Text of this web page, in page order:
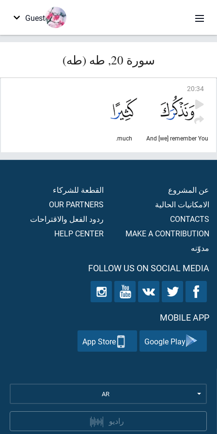
Guest
سورة 20, طه (طه)
20:34
And [we] remember You
much.
عن المشروع
الامكانيات الحالية
CONTACTS
MAKE A CONTRIBUTION
مدوّنه
القطعة للشركاء
OUR PARTNERS
ردود الفعل والاقتراحات
HELP CENTER
FOLLOW US ON SOCIAL MEDIA
MOBILE APP
Google Play
App Store
AR
راديو